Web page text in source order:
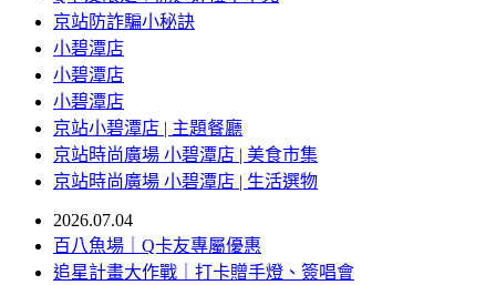
京站防詐騙小秘訣
小碧潭店
小碧潭店
小碧潭店
京站小碧潭店 | 主題餐廳
京站時尚廣場 小碧潭店 | 美食市集
京站時尚廣場 小碧潭店 | 生活選物
2026.07.04
百八魚場｜Q卡友專屬優惠
追星計畫大作戰｜打卡贈手燈、簽唱會